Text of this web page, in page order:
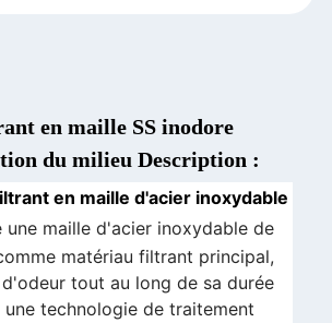
en maille SS inodore
du milieu Description :
en maille d'acier inoxydable
une maille d'acier inoxydable de
matériau filtrant principal,
d'odeur tout au long de sa durée
technologie de traitement